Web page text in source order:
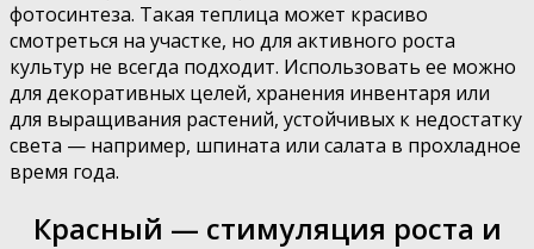
фотосинтеза. Такая теплица может красиво
смотреться на участке, но для активного роста
культур не всегда подходит. Использовать ее можно
для декоративных целей, хранения инвентаря или
для выращивания растений, устойчивых к недостатку
света — например, шпината или салата в прохладное
время года.
Красный — стимуляция роста и